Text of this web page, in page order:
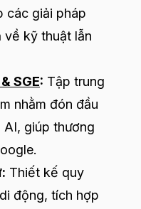
các giải pháp
về kỹ thuật lẫn
SGE: Tập trung
nhằm đón đầu
giúp thương
Thiết kế quy
động, tích hợp